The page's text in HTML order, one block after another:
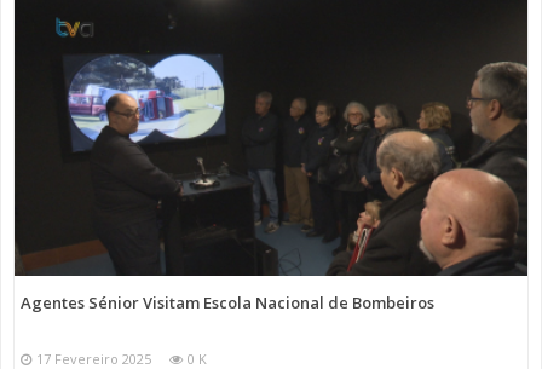
Agentes Sénior Visitam Escola Nacional de Bombeiros
17 Fevereiro 2025 0 K